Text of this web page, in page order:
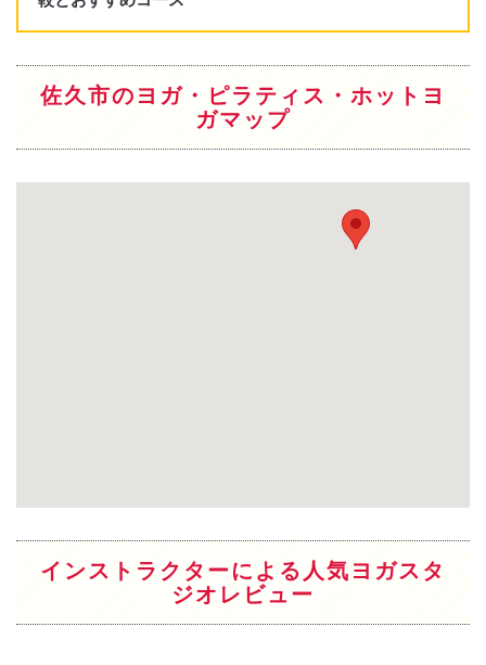
佐久市のヨガ・ピラティス・ホットヨ
ガマップ
インストラクターによる人気ヨガスタ
ジオレビュー